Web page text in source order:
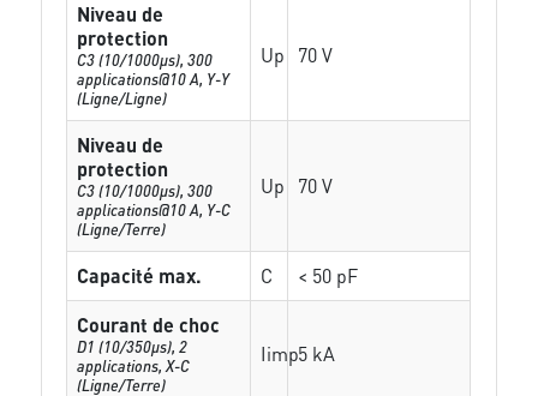
Niveau de
protection
C3 (10/1000μs), 300
applications@10 A, Y-Y
(Ligne/Ligne)
Up 70 V
Niveau de
protection
C3 (10/1000μs), 300
applications@10 A, Y-C
(Ligne/Terre)
Up 70 V
Capacité max. C
< 50 pF
Courant de choc
D1 (10/350μs), 2
applications, X-C
(Ligne/Terre)
Iimp5 kA